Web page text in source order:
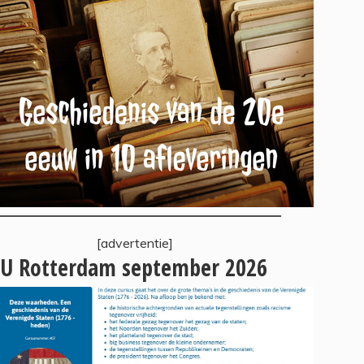
[advertentie]
Rotterdam september 2026